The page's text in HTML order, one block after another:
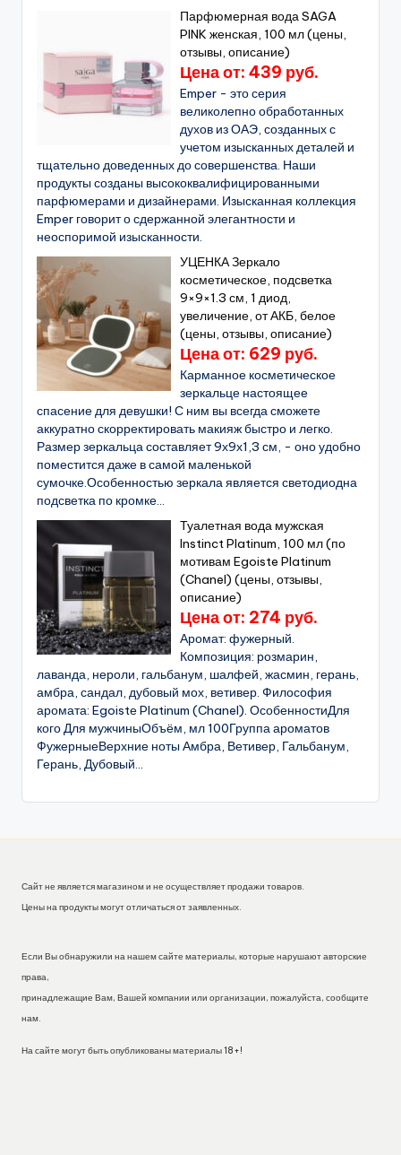
Парфюмерная вода SAGA
PINK женская, 100 мл (цены,
отзывы, описание)
Цена от: 439 руб.
Emper - это серия
великолепно обработанных
духов из ОАЭ, созданных с
учетом изысканных деталей и
тщательно доведенных до совершенства. Наши
продукты созданы высококвалифицированными
парфюмерами и дизайнерами. Изысканная коллекция
Emper говорит о сдержанной элегантности и
неоспоримой изысканности.
УЦЕНКА Зеркало
косметическое, подсветка
9×9×1.3 см, 1 диод,
увеличение, от АКБ, белое
(цены, отзывы, описание)
Цена от: 629 руб.
Карманное косметическое
зеркальце настоящее
спасение для девушки! С ним вы всегда сможете
аккуратно скорректировать макияж быстро и легко.
Размер зеркальца составляет 9х9х1,3 см, - оно удобно
поместится даже в самой маленькой
сумочке.Особенностью зеркала является светодиодна
подсветка по кромке...
Туалетная вода мужская
Instinct Platinum, 100 мл (по
мотивам Egoiste Platinum
(Chanel) (цены, отзывы,
описание)
Цена от: 274 руб.
Аромат: фужерный.
Композиция: розмарин,
лаванда, нероли, гальбанум, шалфей, жасмин, герань,
амбра, сандал, дубовый мох, ветивер. Философия
аромата: Egoistе Platinum (Chanel). ОсобенностиДля
кого Для мужчиныОбъём, мл 100Группа ароматов
ФужерныеВерхние ноты Амбра, Ветивер, Гальбанум,
Герань, Дубовый...
Сайт не является магазином и не осуществляет продажи товаров.
Цены на продукты могут отличаться от заявленных.
Если Вы обнаружили на нашем сайте материалы, которые нарушают авторские
права,
принадлежащие Вам, Вашей компании или организации, пожалуйста, сообщите
нам.
На сайте могут быть опубликованы материалы 18+!